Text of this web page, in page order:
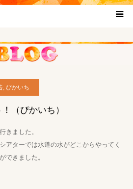
, ぴかいち
（ぴかいち）
きました。
アターでは水道の水がどこからやってく
できました。